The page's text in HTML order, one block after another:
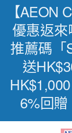
【AEON
優惠返
推薦碼「
送
6%回贈